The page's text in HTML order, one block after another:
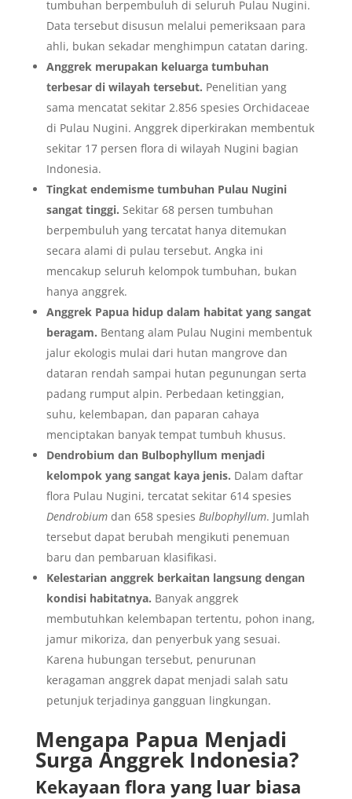
tumbuhan berpembuluh di seluruh Pulau Nugini.
Data tersebut disusun melalui pemeriksaan para
ahli, bukan sekadar menghimpun catatan daring.
Anggrek merupakan keluarga tumbuhan
terbesar di wilayah tersebut. Penelitian yang
sama mencatat sekitar 2.856 spesies Orchidaceae
di Pulau Nugini. Anggrek diperkirakan membentuk
sekitar 17 persen flora di wilayah Nugini bagian
Indonesia.
Tingkat endemisme tumbuhan Pulau Nugini
sangat tinggi. Sekitar 68 persen tumbuhan
berpembuluh yang tercatat hanya ditemukan
secara alami di pulau tersebut. Angka ini
mencakup seluruh kelompok tumbuhan, bukan
hanya anggrek.
Anggrek Papua hidup dalam habitat yang sangat
beragam. Bentang alam Pulau Nugini membentuk
jalur ekologis mulai dari hutan mangrove dan
dataran rendah sampai hutan pegunungan serta
padang rumput alpin. Perbedaan ketinggian,
suhu, kelembapan, dan paparan cahaya
menciptakan banyak tempat tumbuh khusus.
Dendrobium dan Bulbophyllum menjadi
kelompok yang sangat kaya jenis. Dalam daftar
flora Pulau Nugini, tercatat sekitar 614 spesies
Dendrobiumdan 658 spesies Bulbophyllum. Jumlah
tersebut dapat berubah mengikuti penemuan
baru dan pembaruan klasifikasi.
Kelestarian anggrek berkaitan langsung dengan
kondisi habitatnya. Banyak anggrek
membutuhkan kelembapan tertentu, pohon inang,
jamur mikoriza, dan penyerbuk yang sesuai.
Karena hubungan tersebut, penurunan
keragaman anggrek dapat menjadi salah satu
petunjuk terjadinya gangguan lingkungan.
Mengapa Papua Menjadi
Surga Anggrek Indonesia?
Kekayaan flora yang luar biasa